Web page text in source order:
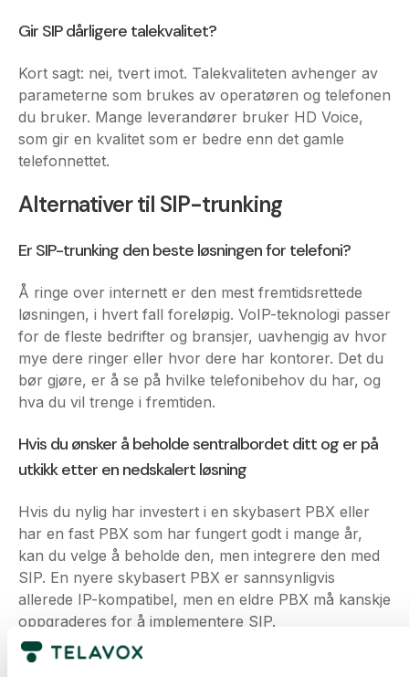
parameterne som brukes av operatøren og telefonen
som gir en kvalitet som er bedre enn det gamle
telefonnettet.
Alternativer til SIP-trunking
løsningen, i hvert fall foreløpig. VoIP-teknologi passer
mye dere ringer eller hvor dere har kontorer. Det du
bør gjøre, er å se på hvilke telefonibehov du har, og
hva du vil trenge i fremtiden.
Hvis du ønsker å beholde sentralbordet ditt og er på
utkikk etter en nedskalert løsning
Hvis du nylig har investert i en skybasert PBX eller
har en fast PBX som har fungert godt i mange år,
SIP. En nyere skybasert PBX er sannsynligvis
allerede IP-kompatibel, men en eldre PBX må kanskje
oppgraderes for å implementere SIP.
Telavox’ SIP-trunking-tjeneste gjør at du kan beholde
den telefonsentralen du har, men du bruker oss som
operatør. Det betyr at vi kobler opp samtalene og
håndterer integrasjonen med en SIP-trunk, som gjør